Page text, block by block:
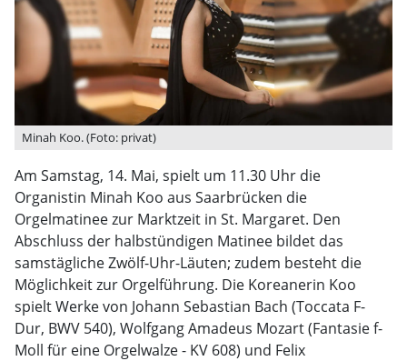
Minah Koo. (Foto: privat)
Am Samstag, 14. Mai, spielt um 11.30 Uhr die
Organistin Minah Koo aus Saarbrücken die
Orgelmatinee zur Marktzeit in St. Margaret. Den
Abschluss der halbstündigen Matinee bildet das
samstägliche Zwölf-Uhr-Läuten; zudem besteht die
Möglichkeit zur Orgelführung. Die Koreanerin Koo
spielt Werke von Johann Sebastian Bach (Toccata F-
Dur, BWV 540), Wolfgang Amadeus Mozart (Fantasie f-
Moll für eine Orgelwalze - KV 608) und Felix